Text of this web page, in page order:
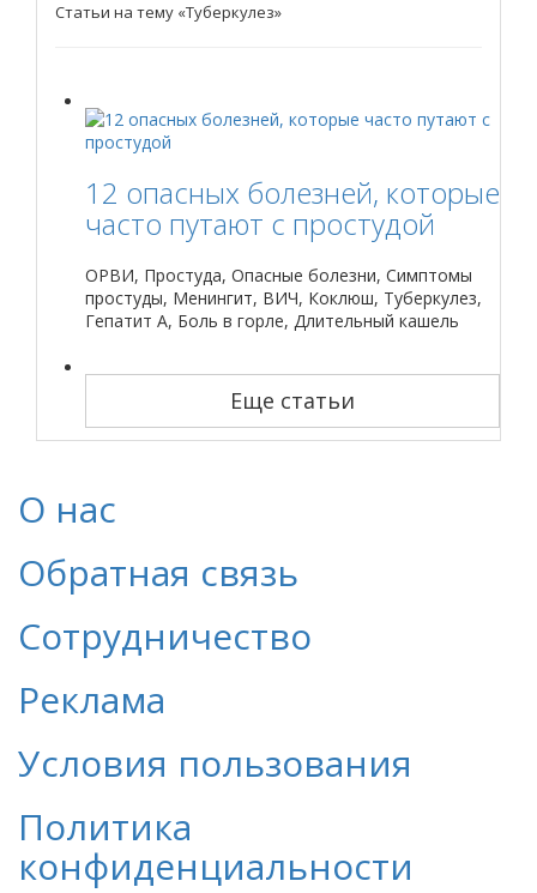
Статьи на тему «Туберкулез»
12 опасных болезней, которые
часто путают с простудой
ОРВИ, Простуда, Опасные болезни, Симптомы
простуды, Менингит, ВИЧ, Коклюш, Туберкулез,
Гепатит А, Боль в горле, Длительный кашель
Еще статьи
О нас
Обратная связь
Сотрудничество
Реклама
Условия пользования
Политика
конфиденциальности